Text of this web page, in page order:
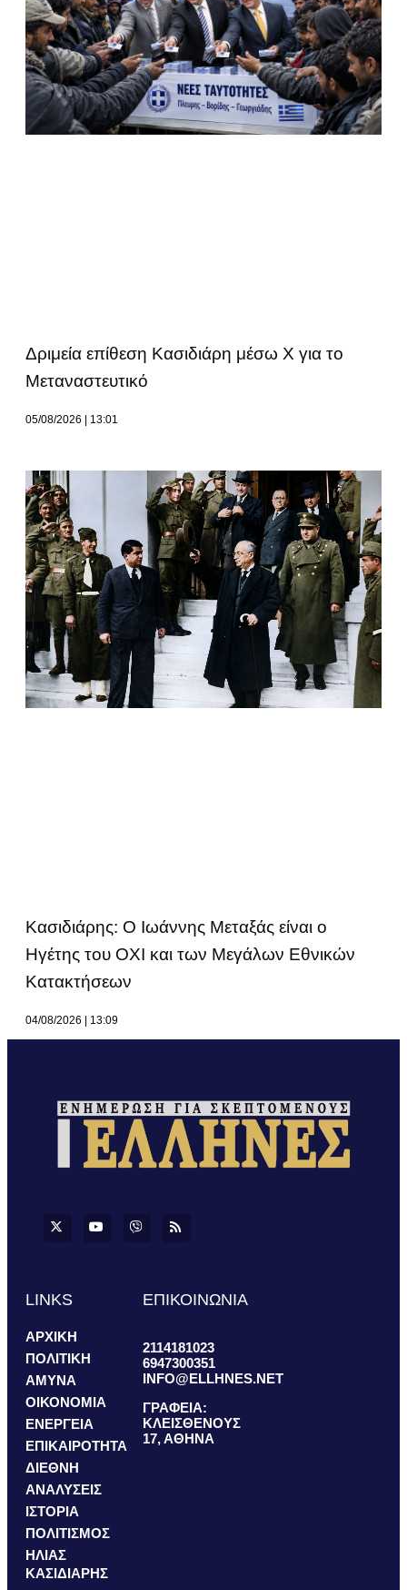
Δριμεία επίθεση Κασιδιάρη μέσω Χ για το
Μεταναστευτικό
05/08/2026 13:01
Κασιδιάρης: Ο Ιωάννης Μεταξάς είναι ο
Ηγέτης του ΟΧΙ και των Μεγάλων Εθνικών
Κατακτήσεων
04/08/2026 13:09
LINKS
ΑΡΧΙΚΗ
ΠΟΛΙΤΙΚΗ
ΑΜΥΝΑ
ΟΙΚΟΝΟΜΙΑ
ΕΝΕΡΓΕΙΑ
ΕΠΙΚΑΙΡΟΤΗΤΑ
ΔΙΕΘΝΗ
ΑΝΑΛΥΣΕΙΣ
ΙΣΤΟΡΙΑ
ΠΟΛΙΤΙΣΜΟΣ
ΗΛΙΑΣ
ΚΑΣΙΔΙΑΡΗΣ
ΕΠΙΚΟΙΝΩΝΙΑ
2114181023
6947300351
INFO@ELLHNES.NET
ΓΡΑΦΕΙΑ:
ΚΛΕΙΣΘΕΝΟΥΣ
17, ΑΘΗΝΑ